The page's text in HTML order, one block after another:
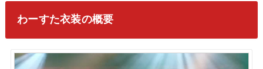
わーすた衣装の概要